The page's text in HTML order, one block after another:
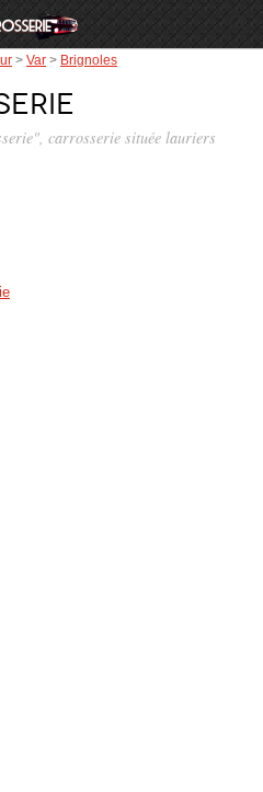
> Var > Brignoles
carrosserie située lauriers